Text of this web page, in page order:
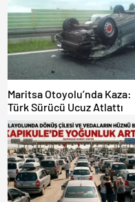
Maritsa Otoyolu’nda Kaza:
Türk Sürücü Ucuz Atlattı